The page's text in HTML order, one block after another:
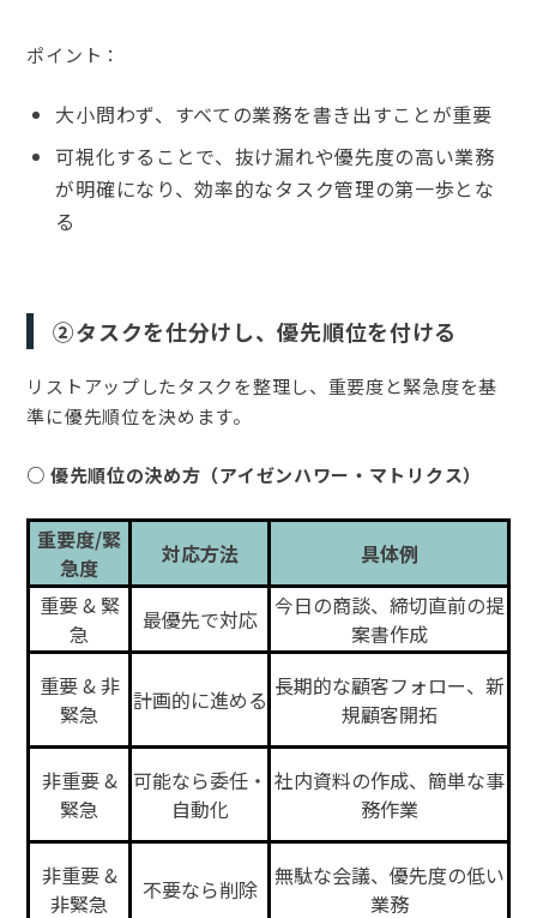
ポイント：
大小問わず、すべての業務を書き出すことが重要
可視化することで、抜け漏れや優先度の高い業務
が明確になり、効率的なタスク管理の第一歩とな
る
②タスクを仕分けし、優先順位を付ける
リストアップしたタスクを整理し、重要度と緊急度を基
準に優先順位を決めます。
○ 優先順位の決め方（アイゼンハワー・マトリクス）
重要度/緊
急度
対応方法
具体例
重要 & 緊
急
最優先で対応 今日の商談、締切直前の提
案書作成
重要 & 非
緊急
計画的に進める 長期的な顧客フォロー、新
規顧客開拓
非重要 &
緊急
可能なら委任・
自動化
社内資料の作成、簡単な事
務作業
非重要 &
非緊急
不要なら削除 無駄な会議、優先度の低い
業務